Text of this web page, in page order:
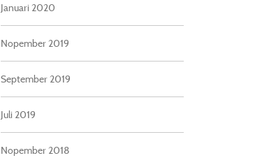
Januari 2020
Nopember 2019
September 2019
Juli 2019
Nopember 2018